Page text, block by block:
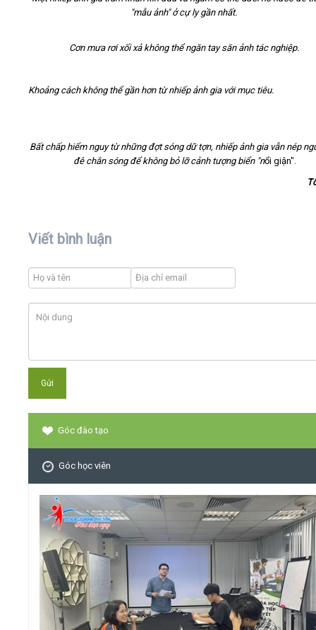
"mẫu ảnh" ở cự ly gần nhất.
Cơn mưa rơi xối xả không thể ngăn tay săn ảnh tác nghiệp.
Khoảng cách không thể gần hơn từ nhiếp ảnh gia với
Bất chấp hiểm nguy từ những đợt sóng dữ tợn, nhiếp ảnh gia vẫn nép
đê chắn sóng để không bỏ lỡ cảnh tượng biển "nổi giận".
Viết bình luận
Góc đào tạo
Góc học viên